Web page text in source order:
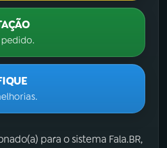
pedido.
para o sistema Fala.BR,